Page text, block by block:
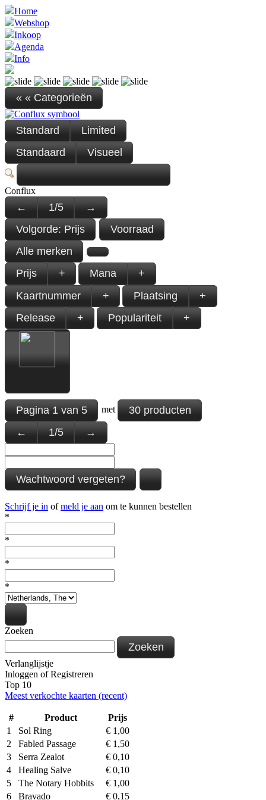
Home
Webshop
Inkoop
Agenda
Info
« « Categorieën
Standard
Limited
Standaard
Visueel
Conflux
← 1/5
→
Volgorde: Prijs
Voorraad
Alle merken
Prijs
+ Mana
+
Kaartnummer
+ Plaatsing
+
Release
+ Populariteit +
Pagina1van5 met
30 producten
←
1/5 →
Wachtwoord vergeten?
Schrijf je in ofmeld je aan om te kunnen bestellen
*
*
*
*
Zoeken
Zoeken
Verlanglijstje
Inloggen ofRegistreren
Top 10
Meest verkochte kaarten (recent)
# Product
Prijs
1
Sol Ring € 1,00
2
Fabled Passage € 1,50
3
Serra Zealot € 0,10
4
Healing Salve € 0,10
5
The Notary Hobbits € 1,00
6
Bravado € 0,15